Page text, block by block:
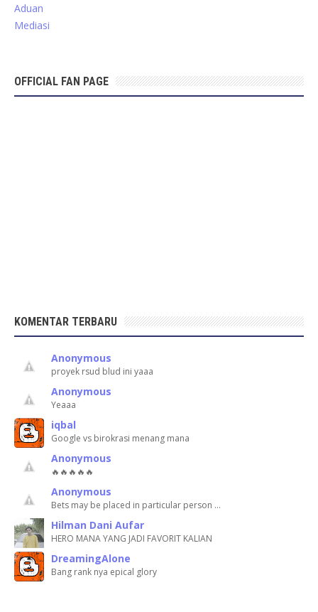
Aduan
Mediasi
OFFICIAL FAN PAGE
KOMENTAR TERBARU
Anonymous
proyek rsud blud ini yaaa
Anonymous
Yeaaa
iqbal
Google vs birokrasi menang mana
Anonymous
🔥🔥🔥🔥🔥
Anonymous
Bets may be placed in particular person …
Hilman Dani Aufar
HERO MANA YANG JADI FAVORIT KALIAN
DreamingAlone
Bang rank nya epical glory